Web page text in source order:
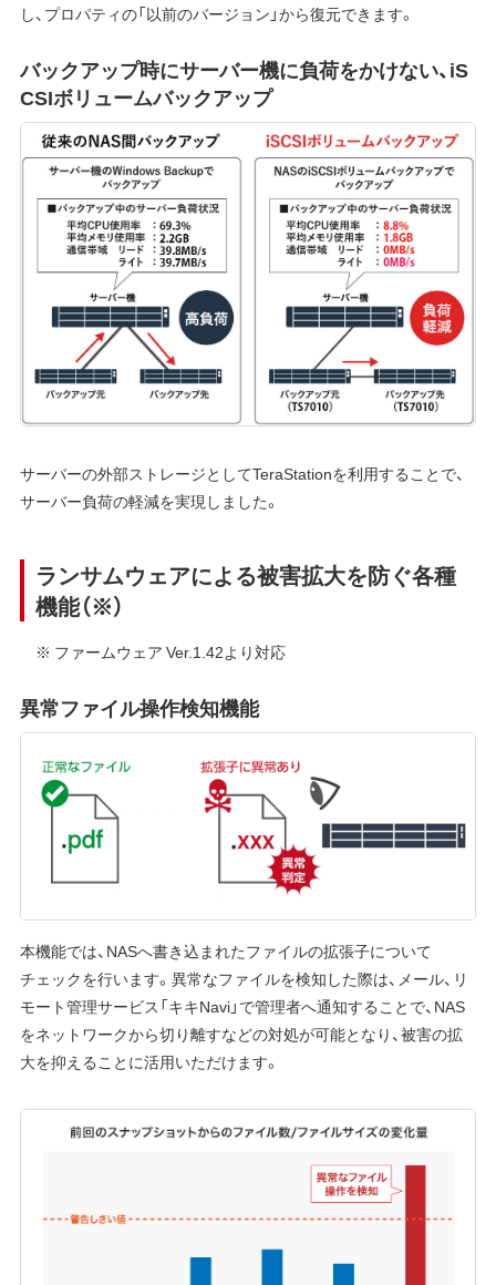
し、プロパティの「以前のバージョン」から復元できます。
バックアップ時にサーバー機に負荷をかけない、iS
CSIボリュームバックアップ
サーバーの外部ストレージとしてTeraStationを利用することで、
サーバー負荷の軽減を実現しました。
ランサムウェアによる被害拡大を防ぐ各種
機能（※）
※ ファームウェア Ver.1.42より対応
異常ファイル操作検知機能
本機能では、NASへ書き込まれたファイルの拡張子について
チェックを行います。異常なファイルを検知した際は、メール、リ
モート管理サービス「キキNavi」で管理者へ通知することで、NAS
をネットワークから切り離すなどの対処が可能となり、被害の拡
大を抑えることに活用いただけます。